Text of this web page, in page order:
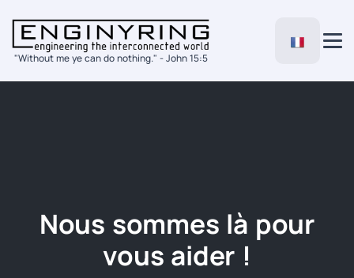
"Without me ye can do nothing." - John 15:5
Nous sommes là pour
vous aider !